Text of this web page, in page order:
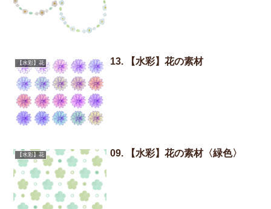
【水彩】花 13. 【水彩】花の素材
【水彩】花 09. 【水彩】花の素材〈緑色〉